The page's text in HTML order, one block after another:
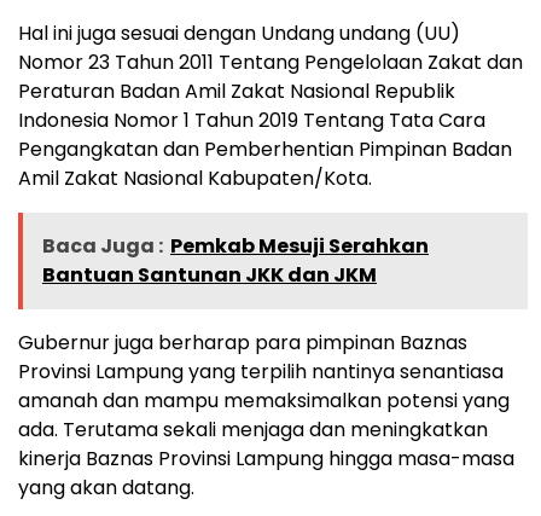
Hal ini juga sesuai dengan Undang undang (UU)
Nomor 23 Tahun 2011 Tentang Pengelolaan Zakat dan
Peraturan Badan Amil Zakat Nasional Republik
Indonesia Nomor 1 Tahun 2019 Tentang Tata Cara
Pengangkatan dan Pemberhentian Pimpinan Badan
Amil Zakat Nasional Kabupaten/Kota.
Baca Juga : Pemkab Mesuji Serahkan
Bantuan Santunan JKK dan JKM
Gubernur juga berharap para pimpinan Baznas
Provinsi Lampung yang terpilih nantinya senantiasa
amanah dan mampu memaksimalkan potensi yang
ada. Terutama sekali menjaga dan meningkatkan
kinerja Baznas Provinsi Lampung hingga masa-masa
yang akan datang.